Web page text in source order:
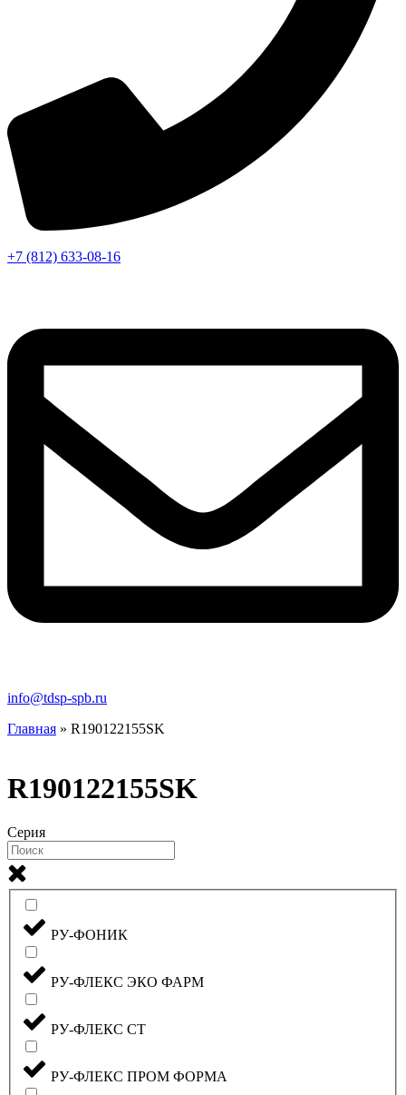
+7 (812) 633-08-16
info@tdsp-spb.ru
Главная » R190122155SK
R190122155SK
Серия
РУ-ФОНИК
РУ-ФЛЕКС ЭКО ФАРМ
РУ-ФЛЕКС СТ
РУ-ФЛЕКС ПРОМ ФОРМА